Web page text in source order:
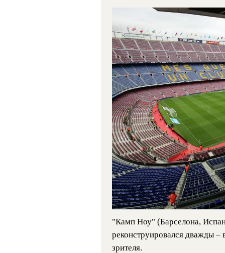
"Камп Ноу" (Барселона,
реконструировался дважды
зрителя.